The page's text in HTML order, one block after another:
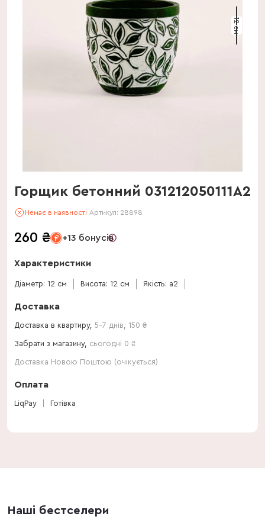
12 см
Горщик бетонний 031212050111А2
Немає в наявності Артикул: 28898
260 ₴ +13 бонусів
Характеристики
Діаметр: 12 см Висота: 12 см Якість: a2
Доставка
Доставка в квартиру, 5-7 днів 150 ₴
Забрати з магазину, сьогодні 0 ₴
Доставка Новою Поштою (очікується)
Оплата
LiqPay Готівка
Наші бестселери